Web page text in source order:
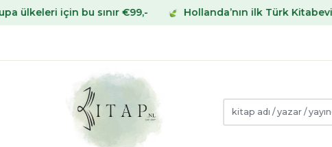
için bu sınır €99,- Hollanda’nın ilk Türk Kitabevinden